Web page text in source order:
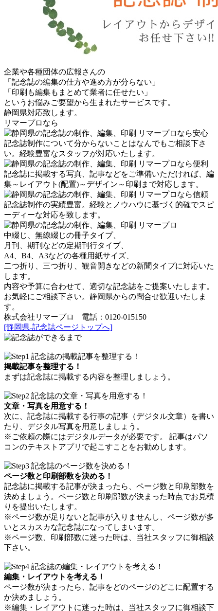
企業や各種団体の広報さんの
「記念誌の編集の仕方や進め方が分らない」
「印刷も編集もまとめて業者に任せたい」
というお悩みご要望から生まれたサービスです。
静岡県対応致します。
リマープロなら
記念誌制作について分からないことはなんでもご相談下さ
い。経験豊富なスタッフが対応いたします。
記念誌に掲載する写真、記事などをご準備いただければ、編
集～レイアウト(配置)～デザイン～印刷まで対応します。
記念誌制作の実績豊富。経験とノウハウに基づく的確でスピ
ーディーな対応を致します。
中綴じ、無線綴じの冊子タイプ、
月刊、期刊などの定期刊行タイプ、
A4、B4、A3などの各種用紙サイズ、
二つ折り、三つ折り、観音開きなどの新聞タイプに対応いた
します。
内容や予算に合わせて、適切な記念誌をご提案いたします。
お気軽にご相談下さい。静岡県からの問合せ歓迎いたしま
す。
株式会社リマープロ 電話：0120-015150
[静岡県-記念誌ページトップへ]
掲載記事を整理する！
まずは記念誌に掲載する内容を整理しましょう。
文章・写真を用意する！
次に、記念誌に掲載する行事の記事（デジタル文章）を書い
たり、デジタル写真を用意しましょう。
※ご依頼の際にはデジタルデータが必要です。 記事はパソ
コンのテキストアプリで起こすことをお勧めします。
ページ数と印刷部数を決める！
記念誌に掲載する記事が決まったら、ページ数と印刷部数を
決めましょう。ページ数と印刷部数が決まった時点でお見積
りを提出いたします。
※ページ数が足りないと記事が入りませんし、ページ数が多
いとスカスカな記念誌になってしまいます。
※ページ数、印刷部数に迷った時は、当社スタッフに御相談
下さい。
編集・レイアウトを考える！
ページ数が決まったら、記事をどのページのどこに配置する
か決めましょう。
※編集・レイアウトに迷った時は、当社スタッフに御相談下